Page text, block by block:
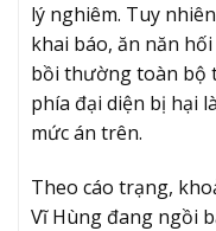
lý nghiêm. Tuy
khai báo, ăn năn
bồi thường toàn bộ
phía đại diện bị hại
mức án trên.
Theo cáo trạng,
Vĩ Hùng đang ngồi